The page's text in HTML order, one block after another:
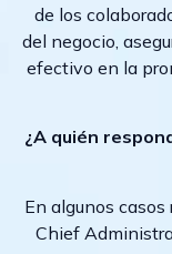
de los
del negocio,
efectivo en la
¿A quién
En algunos casos
Chief